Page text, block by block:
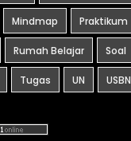
Mindmap Praktikum
Rumah Belajar Soal
Tugas UN USBN